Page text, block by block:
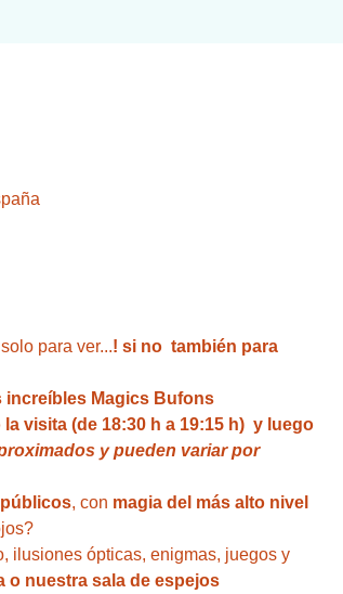
para ver...! si no  también para
increíbles Magics Bufons
visita (de 18:30 h a 19:15 h)  y luego
y pueden variar por
, con magia del más alto nivel
ilusiones ópticas, enigmas, juegos y
o nuestra sala de espejos